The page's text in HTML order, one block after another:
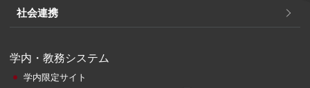
社会連携
学内・教務システム
学内限定サイト